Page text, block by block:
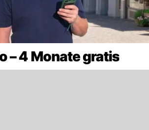
– 4 Monate gratis